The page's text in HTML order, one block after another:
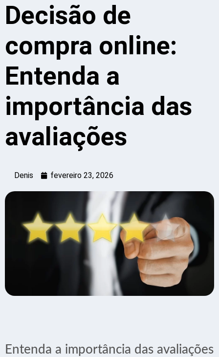
Decisão de
compra online:
Entenda a
importância das
avaliações
Denis fevereiro 23, 2026
Entenda a importância das avaliações